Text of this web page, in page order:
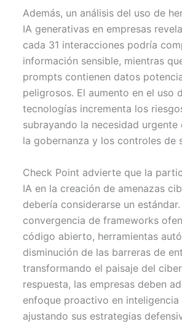
Además, un análisis del uso de
IA generativas en empresas
cada 31 interacciones podría
información sensible, mientras
prompts contienen datos
peligrosos. El aumento en el uso
tecnologías incrementa los
subrayando la necesidad
la gobernanza y los controles de
Check Point advierte que la
IA en la creación de amenazas
debería considerarse un estándar.
convergencia de frameworks
código abierto, herramientas
disminución de las barreras de
transformando el paisaje del
respuesta, las empresas deben
enfoque proactivo en inteligencia
ajustando sus estrategias